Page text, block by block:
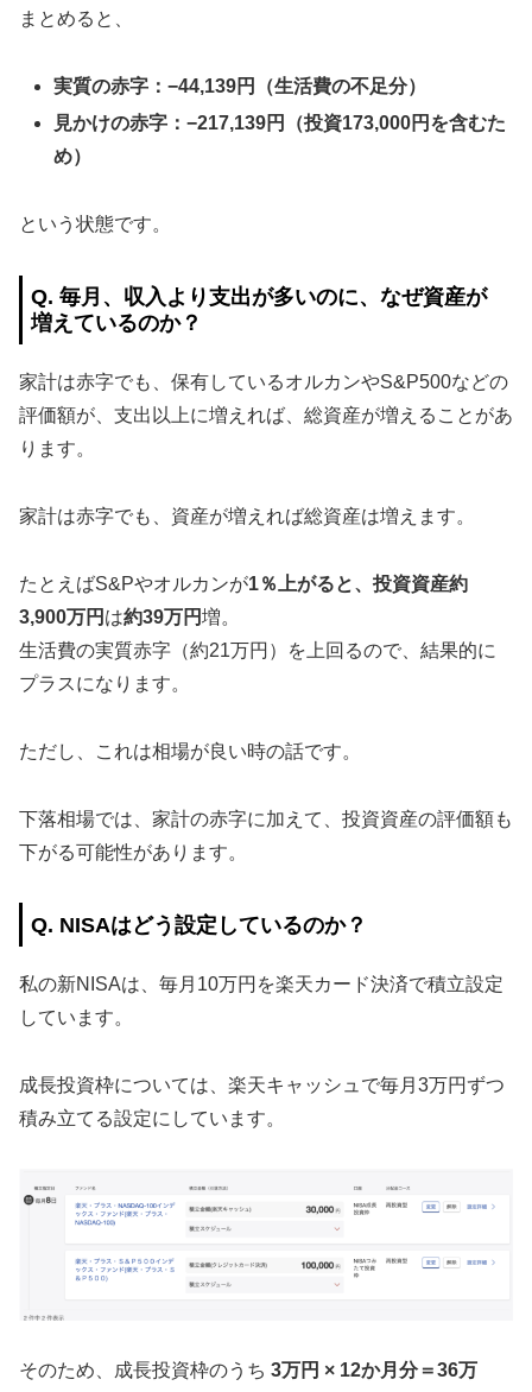
まとめると、
実質の赤字：−44,139円（生活費の不足分）
見かけの赤字：−217,139円（投資173,000円を含むた
め）
という状態です。
Q. 毎月、収入より支出が多いのに、なぜ資産が
増えているのか？
家計は赤字でも、保有しているオルカンやS&P500などの
評価額が、支出以上に増えれば、総資産が増えることがあ
ります。
家計は赤字でも、資産が増えれば総資産は増えます。
たとえばS&Pやオルカンが1％上がると、投資資産約
3,900万円 は約39万円増。
生活費の実質赤字（約21万円）を上回るので、結果的に
プラスになります。
ただし、これは相場が良い時の話です。
下落相場では、家計の赤字に加えて、投資資産の評価額も
下がる可能性があります。
Q. NISAはどう設定しているのか？
私の新NISAは、毎月10万円を楽天カード決済で積立設定
しています。
成長投資枠については、楽天キャッシュで毎月3万円ずつ
積み立てる設定にしています。
そのため、成長投資枠のうち 3万円 × 12か月分＝36万